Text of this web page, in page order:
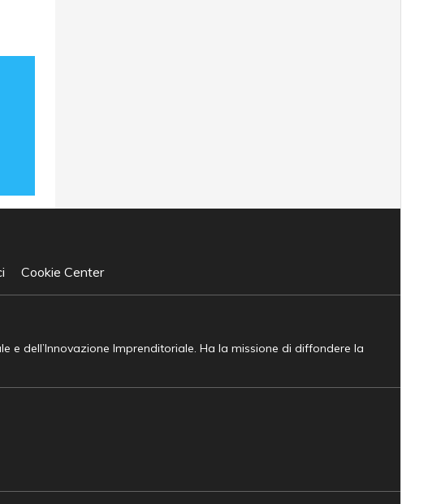
Cookie Center
dell’Innovazione Imprenditoriale. Ha la missione di diffondere la